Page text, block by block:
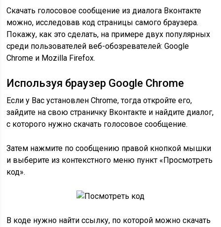
Скачать голосовое сообщение из диалога Вконтакте
можно, исследовав код страницы самого браузера.
Покажу, как это сделать, на примере двух популярных
среди пользователей веб-обозревателей: Google
Chrome и Mozilla Firefox.
Используя браузер Google Chrome
Если у Вас установлен Chrome, тогда откройте его,
зайдите на свою страничку Вконтакте и найдите диалог,
с которого нужно скачать голосовое сообщение.
Затем нажмите по сообщению правой кнопкой мышки
и выберите из контекстного меню пункт «Просмотреть
код».
В коде нужно найти ссылку, по которой можно скачать